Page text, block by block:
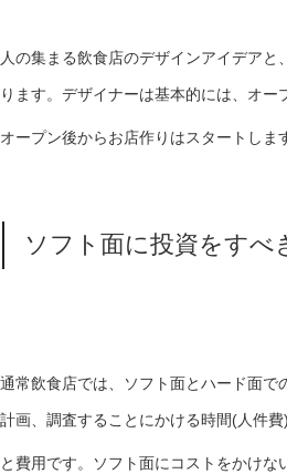
人の集まる飲食店のデザインアイデア
ります。デザイナーは基本的には、オ
オープン後からお店作りはスタートしま
ソフト面に投資をすべ
通常飲食店では、ソフト面とハード面
計画、調査することにかける時間(人件
と費用です。ソフト面にコストをかけ